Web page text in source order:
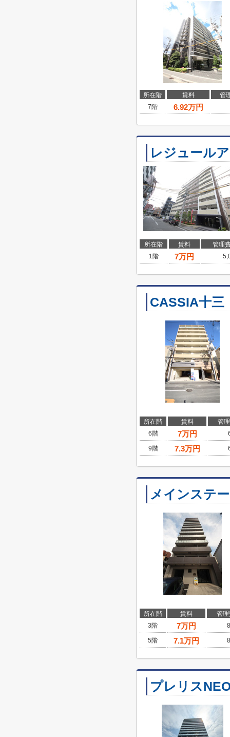
所在階 賃料
管
7階
6.92万円
レジュール
所在階 賃料
管理
1階
7万円
CASSIA十三
所在階 賃料
管
6階
7万円
9階 7.3万円
メインステ
所在階 賃料
管
3階
7万円
5階 7.1万円
プレリス